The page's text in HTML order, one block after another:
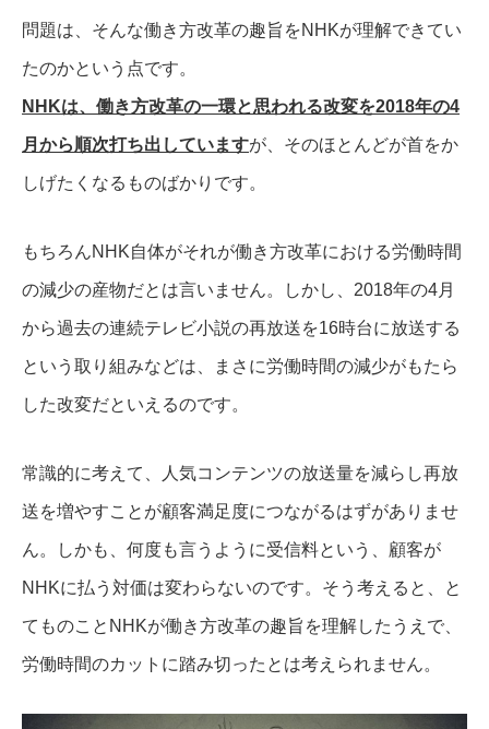
問題は、そんな働き方改革の趣旨をNHKが理解できてい
たのかという点です。
NHKは、働き方改革の一環と思われる改変を2018年の4
月から順次打ち出していますが、そのほとんどが首をか
しげたくなるものばかりです。
もちろんNHK自体がそれが働き方改革における労働時間
の減少の産物だとは言いません。 しかし、2018年の4月
から過去の連続テレビ小説の再放送を16時台に放送する
という取り組みなどは、まさに労働時間の減少がもたら
した改変だといえるのです。
常識的に考えて、人気コンテンツの放送量を減らし再放
送を増やすことが顧客満足度につながるはずがありませ
ん。 しかも、何度も言うように受信料という、顧客が
NHKに払う対価は変わらないのです。 そう考えると、と
てものことNHKが働き方改革の趣旨を理解したうえで、
労働時間のカットに踏み切ったとは考えられません。